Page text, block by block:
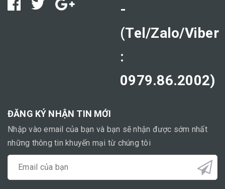
-
(Tel/Zalo/Viber
:
0979.86.2002)
ĐĂNG KÝ NHẬN TIN MỚI
Nhập vào email của bạn và bạn sẽ nhận được sớm nhất
những thông tin khuyến mại từ chúng tôi